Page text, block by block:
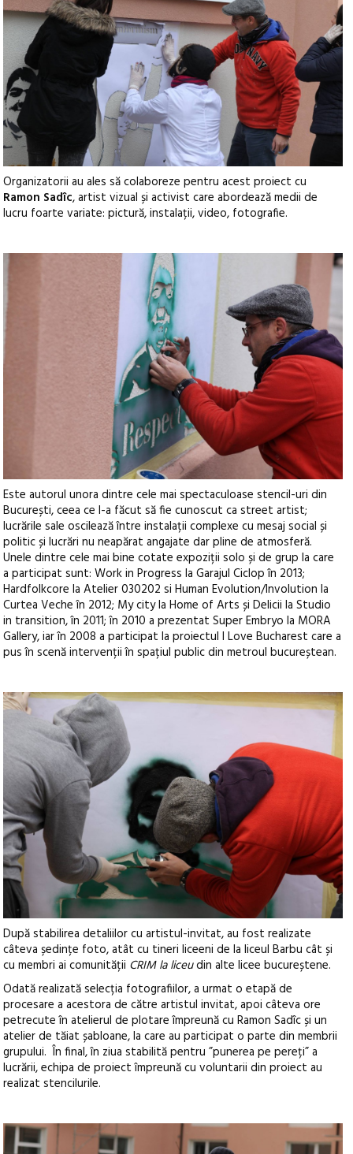
Organizatorii au ales să colaboreze pentru acest proiect cu
Ramon Sadîc, artist vizual și activist care abordează medii de
lucru foarte variate: pictură, instalații, video, fotografie.
Este autorul unora dintre cele mai spectaculoase stencil-uri din
București, ceea ce l-a făcut să fie cunoscut ca street artist;
lucrările sale oscilează între instalații complexe cu mesaj social și
politic și lucrări nu neapărat angajate dar pline de atmosferă.
Unele dintre cele mai bine cotate expoziții solo și de grup la care
a participat sunt: Work in Progress la Garajul Ciclop în 2013;
Hardfolkcore la Atelier 030202 si Human Evolution/Involution la
Curtea Veche în 2012; My city la Home of Arts și Delicii la Studio
in transition, în 2011; în 2010 a prezentat Super Embryo la MORA
Gallery, iar în 2008 a participat la proiectul I Love Bucharest care a
pus în scenă intervenții în spațiul public din metroul bucureștean.
După stabilirea detaliilor cu artistul-invitat, au fost realizate
câteva ședințe foto, atât cu tineri liceeni de la liceul Barbu cât și
cu membri ai comunității CRIM la liceudin alte licee bucureștene.
Odată realizată selecția fotografiilor, a urmat o etapă de
procesare a acestora de către artistul invitat, apoi câteva ore
petrecute în atelierul de plotare împreună cu Ramon Sadîc și un
atelier de tăiat șabloane, la care au participat o parte din membrii
grupului. În final, în ziua stabilită pentru ”punerea pe pereți” a
lucrării, echipa de proiect împreună cu voluntarii din proiect au
realizat stencilurile.